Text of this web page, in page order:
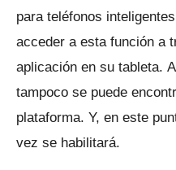
para teléfonos
acceder a esta función a
aplicación en su tableta.
tampoco se puede
plataforma. Y, en este
vez se habilitará.